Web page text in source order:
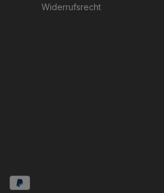
Widerrufsrecht